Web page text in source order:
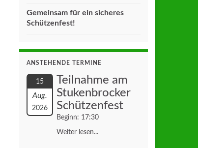
Gemeinsam für ein sicheres
Schützenfest!
ANSTEHENDE TERMINE
15
Aug.
2026
Teilnahme am
Stukenbrocker
Schützenfest
Beginn: 17:30
Weiter lesen...